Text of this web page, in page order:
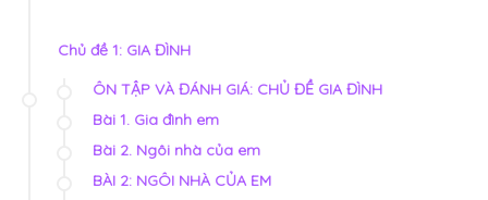
Chủ đề 1: GIA ĐÌNH
ÔN TẬP VÀ ĐÁNH GIÁ: CHỦ ĐỀ GIA ĐÌNH
Bài 1. Gia đình em
Bài 2. Ngôi nhà của em
BÀI 2: NGÔI NHÀ CỦA EM